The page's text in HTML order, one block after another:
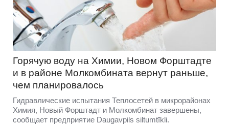
Горячую воду на Химии, Новом Форштадте
и в районе Молкомбината вернут раньше,
чем планировалось
Гидравлические испытания Теплосетей в микрорайонах
Химия, Новый Форштадт и Молкомбинат завершены,
сообщает предприятие Daugavpils siltumtīkli.